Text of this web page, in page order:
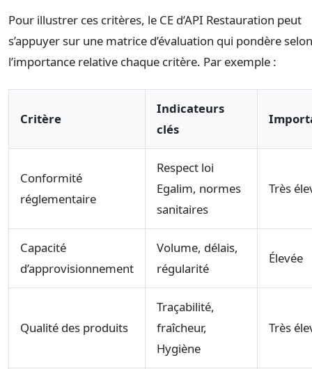
Pour illustrer ces critères, le CE d’API Restauration peut
s’appuyer sur une matrice d’évaluation qui pondère selon
l’importance relative chaque critère. Par exemple :
Critère
Indicateurs
clés
Conformité
réglementaire
Respect loi
Egalim, normes
sanitaires
Très
Capacité
d’approvisionnement
Volume, délais,
régularité
Élevée
Qualité des produits
Traçabilité,
fraîcheur,
Hygiène
Très